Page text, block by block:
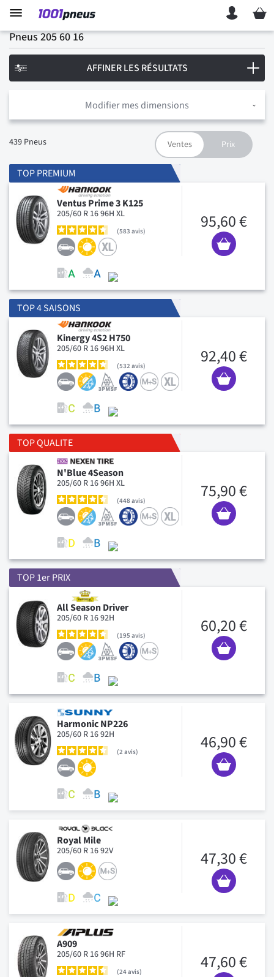
Mon
Pneus 205 60 16
Modifier mes dimensions
439 Pneus
TOP PREMIUM
Ventus Prime 3 K125
205/60 R 16 96H XL
583 avis 95,60 €
TOP 4 SAISONS
Kinergy 4S2 H750
205/60 R 16 96H XL
532 avis 92,40 €
TOP QUALITE
N'Blue 4Season
205/60 R 16 96H XL
448 avis 75,90 €
TOP 1er PRIX
All Season Driver
205/60 R 16 92H
195 avis 60,20 €
Harmonic NP226
205/60 R 16 92H
2 avis 46,90 €
Royal Mile
205/60 R 16 92V 47,30 €
A909
205/60 R 16 96H RF
24avis 47,60 €
AFFINER LES RÉSULTATS